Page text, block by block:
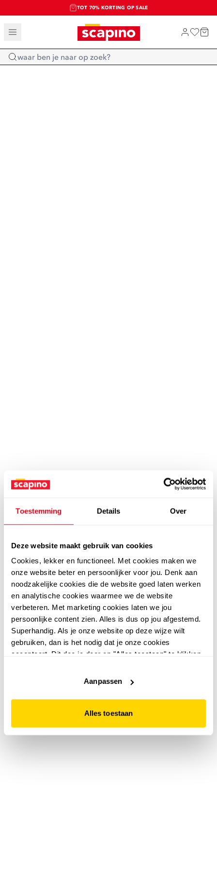
Toestemming Details Over
Deze website maakt gebruik van cookies
Cookies, lekker en functioneel. Met cookies maken we
onze website beter en persoonlijker voor jou. Denk aan
noodzakelijke cookies die de website goed laten werken
en analytische cookies waarmee we de website
verbeteren. Met marketing cookies laten we jou
persoonlijke content zien. Alles is dus op jou afgestemd.
Superhandig. Als je onze website op deze wijze wilt
gebruiken, dan is het nodig dat je onze cookies
accepteert. Dit doe je door op "Alles toestaan" te klikken.
website niet optimaal functioneert.
Aanpassen
Alles toestaan
TOT 70% KORTING OP SALE
SALE: LAATSTE KANS!
SHOP NIEUW
Home